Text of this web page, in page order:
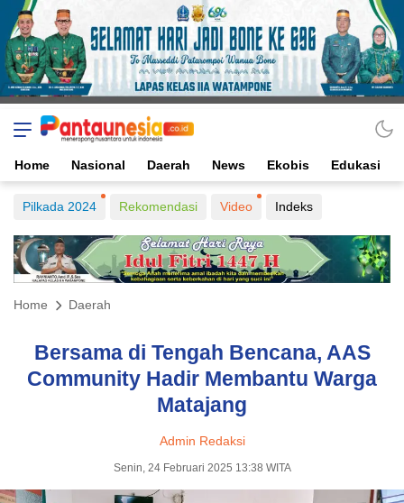
Home Nasional Daerah News Ekobis Edukasi
Pilkada 2024 Rekomendasi Video Indeks
Home Daerah
Bersama di Tengah Bencana, AAS
Community Hadir Membantu Warga
Matajang
Admin Redaksi
Senin, 24 Februari 2025 13:38 WITA